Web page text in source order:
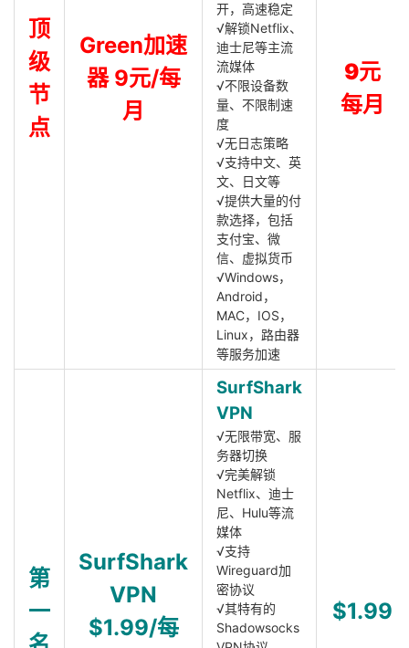
顶
级
节
点
Green加速
器 9元/每
月
开，高速稳定
√解锁Netflix、
迪士尼等主流
流媒体
√不限设备数
量、不限制速
度
√无日志策略
√支持中文、英
文、日文等
√提供大量的付
款选择，包括
支付宝、微
信、虚拟货币
√Windows，
Android，
MAC，IOS，
Linux，路由器
等服务加速
9元
每月
第
一
SurfShark
VPN
$1.99/每
SurfShark
VPN
√无限带宽、服
务器切换
√完美解锁
Netflix、迪士
尼、Hulu等流
媒体
√支持
Wireguard加
密协议
√其特有的
Shadowsocks
$1.99